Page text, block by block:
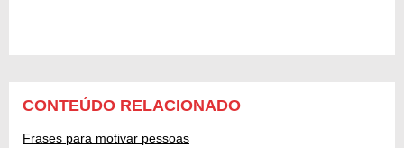
CONTEÚDO RELACIONADO
Frases para motivar pessoas